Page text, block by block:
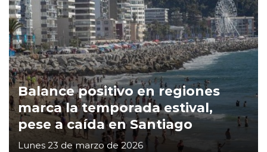
Balance positivo en regiones
marca la temporada estival,
pese a caída en Santiago
Lunes 23 de marzo de 2026